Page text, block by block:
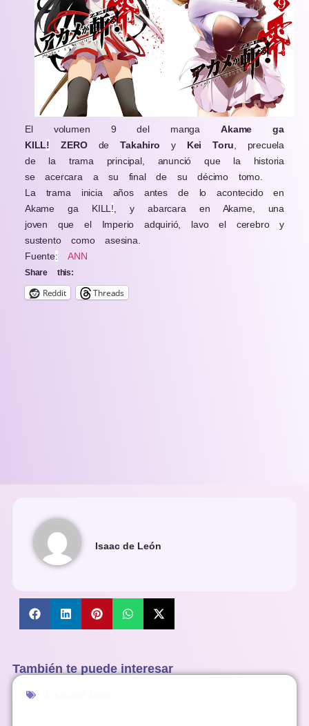
El volumen 9 del mangaAkame ga
KILL! ZEROdeTakahiro y Kei Toru, precuela
de la trama principal, anunció que la historia
se acercara a su final de su décimo tomo.
La trama inicia años antes de lo acontecido en
Akame ga KILL!, y abarcara en Akame, una
joven que el Imperio adquirió, lavo el cerebro y
sustento como asesina.
Fuente: ANN
Share this:
Reddit Threads
Isaac de León
También te puede interesar